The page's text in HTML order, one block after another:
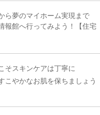
ら夢のマイホーム実現まで
報館へ行ってみよう！【住宅
そスキンケアは丁寧に
こやかなお肌を保ちましょう